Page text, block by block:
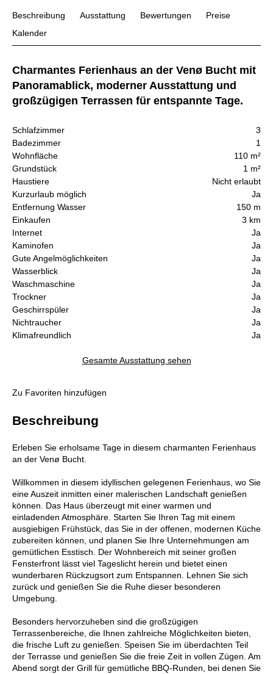
Beschreibung Ausstattung Bewertungen
Preise
Kalender
Charmantes Ferienhaus an der Venø Bucht mit
Panoramablick, moderner Ausstattung und
großzügigen Terrassen für entspannte Tage.
Schlafzimmer
3
Badezimmer
1
Wohnfläche
110 m²
Grundstück
1 m²
Haustiere
Nicht erlaubt
Kurzurlaub möglich
Ja
Entfernung Wasser
150 m
Einkaufen
3 km
Internet
Ja
Kaminofen
Ja
Gute Angelmöglichkeiten
Ja
Wasserblick
Ja
Waschmaschine
Ja
Trockner
Ja
Geschirrspüler
Ja
Nichtraucher
Ja
Klimafreundlich
Ja
Gesamte Ausstattung sehen
Zu Favoriten hinzufügen
Beschreibung
Erleben Sie erholsame Tage in diesem charmanten Ferienhaus
an der Venø Bucht.
Willkommen in diesem idyllischen gelegenen Ferienhaus, wo Sie
eine Auszeit inmitten einer malerischen Landschaft genießen
können. Das Haus überzeugt mit einer warmen und
einladenden Atmosphäre. Starten Sie Ihren Tag mit einem
ausgiebigen Frühstück, das Sie in der offenen, modernen Küche
zubereiten können, und planen Sie Ihre Unternehmungen am
gemütlichen Esstisch. Der Wohnbereich mit seiner großen
Fensterfront lässt viel Tageslicht herein und bietet einen
wunderbaren Rückzugsort zum Entspannen. Lehnen Sie sich
zurück und genießen Sie die Ruhe dieser besonderen
Umgebung.
Besonders hervorzuheben sind die großzügigen
Terrassenbereiche, die Ihnen zahlreiche Möglichkeiten bieten,
die frische Luft zu genießen. Speisen Sie im überdachten Teil
der Terrasse und genießen Sie die freie Zeit in vollen Zügen. Am
Abend sorgt der Grill für gemütliche BBQ-Runden, bei denen Sie